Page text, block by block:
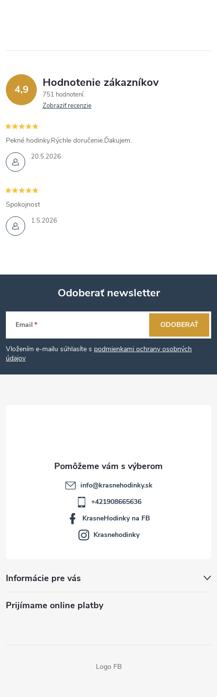
4,9 Hodnotenie zákazníkov
751 hodnotení
Zobraziť recenzie
20.5.2026
Pekné hodinky.Rýchle doručenie.Ďakujem.
1.5.2026
Spokojnost
Z
á
p
Odoberať newsletter
Email
Vložením e-mailu súhlasíte s podmienkami ochrany osobných
údajov
ODOBERAŤ
Informácie pre vás
Prijímame online platby
info@krasnehodinky.sk
+421908665636
KrasneHodinky na FB
Krasnehodinky
Logo FB